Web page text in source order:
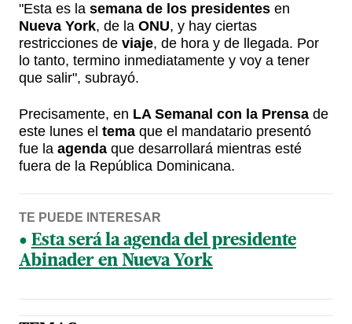
"Esta es la semana de los presidentes en
Nueva York, de la ONU, y hay ciertas
restricciones de viaje, de hora y de llegada. Por
lo tanto, termino inmediatamente y voy a tener
que salir", subrayó.
Precisamente, en LA Semanal con la Prensa de
este lunes el tema que el mandatario presentó
fue la agenda que desarrollará mientras esté
fuera de la República Dominicana.
TE PUEDE INTERESAR
Esta será la agenda del presidente
Abinader en Nueva York